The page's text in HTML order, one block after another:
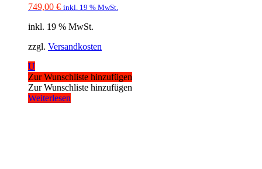
749,00 € inkl. 19 % MwSt.
inkl. 19 % MwSt.
zzgl. Versandkosten
U
Zur Wunschliste hinzufügen
Zur Wunschliste hinzufügen
Weiterlesen